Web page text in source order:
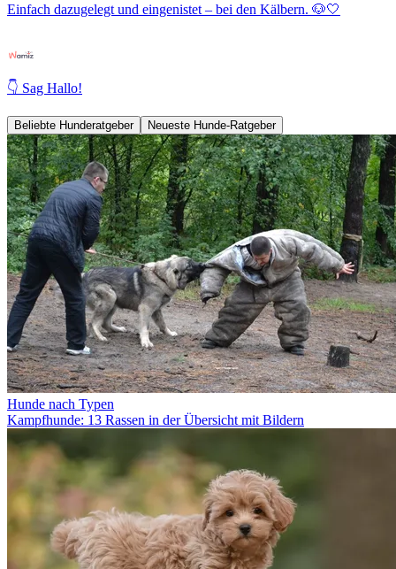
Einfach dazugelegt und eingenistet – bei den Kälbern. 🐶🤍
👇 Sag Hallo!
Beliebte Hunderatgeber Neueste Hunde-Ratgeber
Hunde nach Typen
Kampfhunde: 13 Rassen in der Übersicht mit Bildern